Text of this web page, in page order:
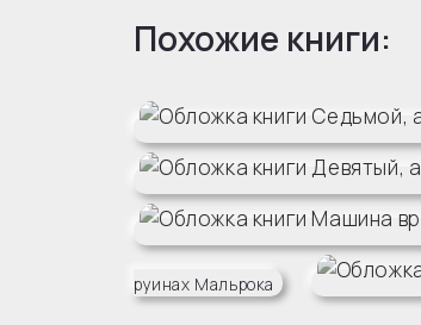
Похожие книги:
руинах Мальрока